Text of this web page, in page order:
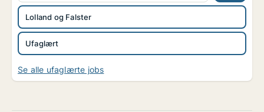
Ufaglært
Lolland og Falster
Se alle ufaglærte jobs